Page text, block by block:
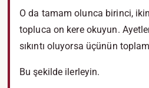
O da tamam olunca birinci,
topluca on kere okuyun.
sıkıntı oluyorsa üçünün
Bu şekilde ilerleyin.